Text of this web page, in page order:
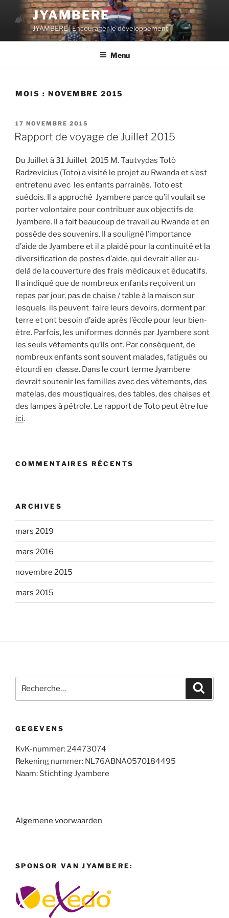
contenu
principal
JYAMBERE
JYAMBERE | Encourager le développement
Menu
MOIS : NOVEMBRE 2015
PUBLIÉ
LE
17 NOVEMBRE 2015
Rapport de voyage de Juillet 2015
Du Juillet à 31 Juillet 2015 M. Tautvydas Totò
Radzevicius (Toto) a visité le projet au Rwanda et s’est
entretenu avec les enfants parrainés. Toto est
suédois. Il a approché Jyambere parce qu’il voulait se
porter volontaire pour contribuer aux objectifs de
Jyambere. Il a fait beaucoup de travail au Rwanda et en
possède des souvenirs. Il a souligné l’importance
d’aide de Jyambere et il a plaidé pour la continuité et la
diversification de postes d’aide, qui devrait aller au-
delà de la couverture des frais médicaux et éducatifs.
Il a indiqué que de nombreux enfants reçoivent un
repas par jour, pas de chaise / table à la maison sur
lesquels ils peuvent faire leurs devoirs, dorment par
terre et ont besoin d’aide après l’école pour leur bien-
être. Parfois, les uniformes donnés par Jyambere sont
les seuls vêtements qu’ils ont. Par conséquent, de
nombreux enfants sont souvent malades, fatigués ou
étourdi en classe. Dans le court terme Jyambere
devrait soutenir les familles avec des vêtements, des
matelas, des moustiquaires, des tables, des chaises et
des lampes à pétrole. Le rapport de Toto peut être lue
ici.
COMMENTAIRES RÉCENTS
ARCHIVES
mars 2019
mars 2016
novembre 2015
mars 2015
pour
GEGEVENS
KvK-nummer: 24473074
Rekening nummer: NL76ABNA0570184495
Naam: Stichting Jyambere
Algemene voorwaarden
SPONSOR VAN JYAMBERE: